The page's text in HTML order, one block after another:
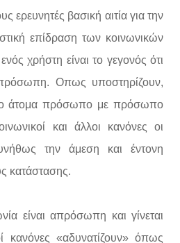
ερευνητές βασική αιτία για την
επίδραση των κοινωνικών
χρήστη είναι το γεγονός ότι
Οπως υποστηρίζουν,
άτομα πρόσωπο με πρόσωπο
και άλλοι κανόνες οι
την άμεση και έντονη
κατάστασης.
είναι απρόσωπη και γίνεται
κανόνες «αδυνατίζουν» όπως